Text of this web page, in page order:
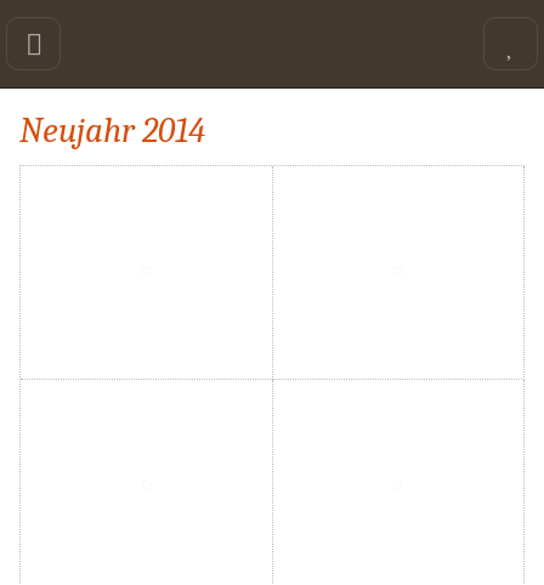
Neujahr 2014